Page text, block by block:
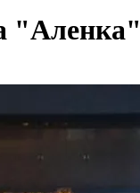
"Аленка"